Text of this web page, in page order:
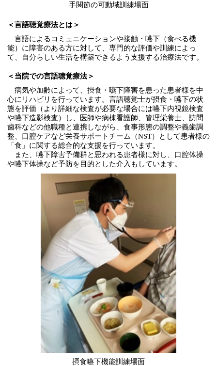
手関節の可動域訓練場面
＜言語聴覚療法とは＞
言語によるコミュニケーションや接触・嚥下（食べる機
能）に障害のある方に対して、専門的な評価や訓練によっ
て、自分らしい生活を構築できるよう支援する治療法です。
＜当院での言語聴覚療法＞
病気や加齢によって、摂食・嚥下障害を患った患者様を中
心にリハビリを行っています。言語聴覚士が摂食・嚥下の状
態を評価（より詳細な検査が必要な場合には嚥下内視鏡検査
や嚥下造影検査）し、医師や病棟看護師、管理栄養士、訪問
歯科などの他職種と連携しながら、食事形態の調整や義歯調
整、口腔ケアなど栄養サポートチーム（NST）として患者様の
「食」に関する総合的な支援を行っています。
また、嚥下障害予備群と思われる患者様に対し、口腔体操
や嚥下体操など予防を目的とした介入もしています。
摂食嚥下機能訓練場面